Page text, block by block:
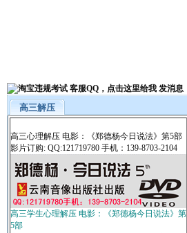
高三解压
高三心理解压 电影：《郑德杨今日说法》第5部
影片订购: QQ:121719780 手机：139-8703-2104
高三学生心理解压 电影：《郑德杨今日说法》第
5部